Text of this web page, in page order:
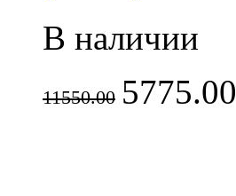
В наличии
11550.00 5775.00